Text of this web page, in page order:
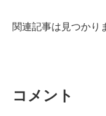
関連記事は見つかり
コメント